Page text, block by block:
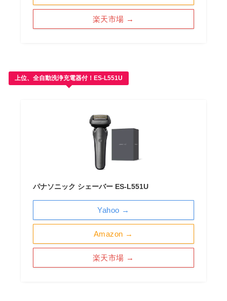
楽天市場 →
上位、全自動洗浄充電器付！ES-L551U
パナソニック シェーバー ES-L551U
Amazon →
楽天市場 →
Yahoo →